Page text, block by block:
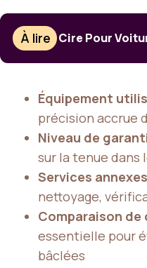
À lire Cire Pour
Équipement
précision accrue
Niveau de
sur la tenue dans
Services
nettoyage,
Comparaison de
essentielle pour
bâclées